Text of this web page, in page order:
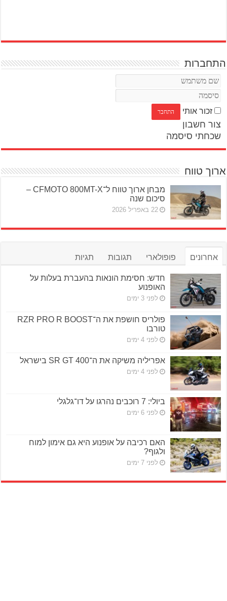
התחברות
זכור אותי
צור חשבון
שכחתי סיסמה
ארוך טווח
מבחן ארוך טווח ל־CFMOTO 800MT-X –
סיכום שנה
22 באפריל 2026
אחרונים פופולארי תגובות תגיות
חדש: חסימת הונאות בהעברת בעלות על
האופנוע
לפני 3 ימים
פולריס חושפת את ה־RZR PRO R BOOST
טורבו
לפני 4 ימים
אפריליה משיקה את ה־SR GT 400 בישראל
לפני 4 ימים
ביולי: 7 רוכבים נהרגו על דו־גלגלי
לפני 6 ימים
האם רכיבה על אופנוע היא גם אימון למוח
ולגוף?
לפני 7 ימים